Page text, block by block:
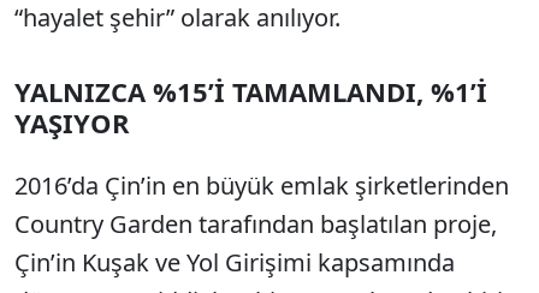
“hayalet şehir” olarak anılıyor.
YALNIZCA %15’İ TAMAMLANDI, %1’İ
YAŞIYOR
2016’da Çin’in en büyük emlak şirketlerinden
Country Garden tarafından başlatılan proje,
Çin’in Kuşak ve Yol Girişimi kapsamında